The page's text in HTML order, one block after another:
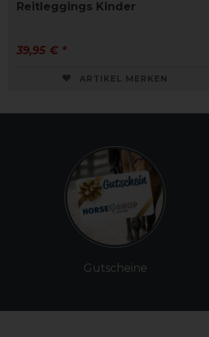
Reitleggings Kinder
39,95 € *
ARTIKEL MERKEN
Gutscheine